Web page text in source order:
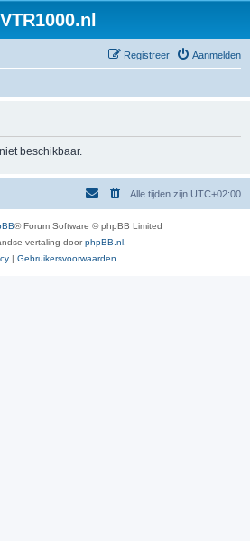
VTR1000.nl
Aanmelden
Registreer
beschikbaar.
Alle tijden zijn UTC+02:00
® Forum Software © phpBB Limited
vertaling doorphpBB.nl
| Gebruikersvoorwaarden